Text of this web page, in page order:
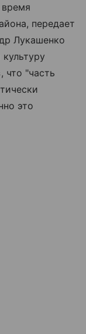
передает
Лукашенко
что "часть
это